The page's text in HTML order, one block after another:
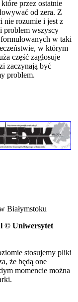
przez ostatnie
od zera. Z
nie rozumie i jest z
problem wszyscy
w taki
w którym
część zagłosuje
zaczynają być
problem.
Białymstoku
© Uniwersytet
stosujemy pliki
że będą one
momencie można